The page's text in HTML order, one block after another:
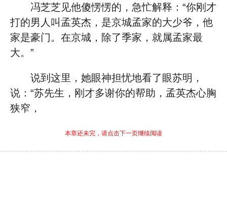
冯芝芝见他傻愣愣的，急忙解释：“你刚才
打的男人叫孟英杰，是京城孟家的大少爷，他
家是豪门。在京城，除了季家，就属孟家最
大。”
说到这里，她眼神担忧地看了眼苏明，
说：“苏先生，刚才多谢你的帮助，孟英杰心胸
狭窄，
本章还未完，请点击下一页继续阅读